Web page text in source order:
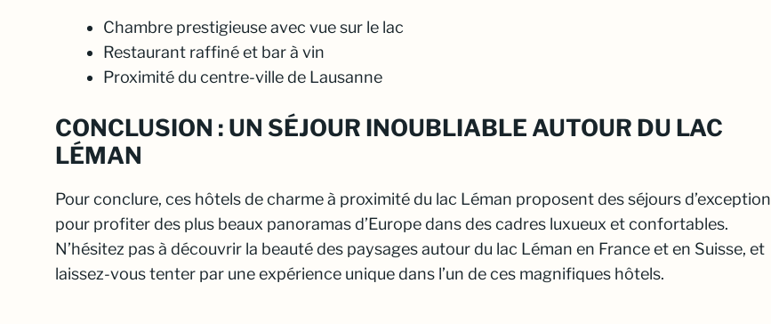
Chambre prestigieuse avec vue sur le lac
Restaurant raffiné et bar à vin
Proximité du centre-ville de Lausanne
CONCLUSION : UN SÉJOUR INOUBLIABLE AUTOUR DU LAC
LÉMAN
Pour conclure, ces hôtels de charme à proximité du lac Léman proposent des séjours d’exception
pour profiter des plus beaux panoramas d’Europe dans des cadres luxueux et confortables.
N’hésitez pas à découvrir la beauté des paysages autour du lac Léman en France et en Suisse, et
laissez-vous tenter par une expérience unique dans l’un de ces magnifiques hôtels.